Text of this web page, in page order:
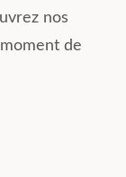
nos
de